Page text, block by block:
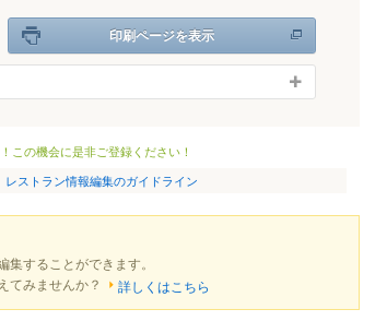
印刷ページを表示
この機会に是非ご登録ください！
レストラン情報編集のガイドライン
することができます。
てみませんか？
詳しくはこちら